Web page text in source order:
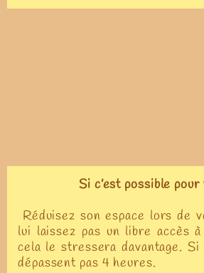
Si c’est possible pour
Réduisez son espace lors de
lui laissez pas un libre accès
cela le stressera davantage. Si
dépassent pas 4 heures.